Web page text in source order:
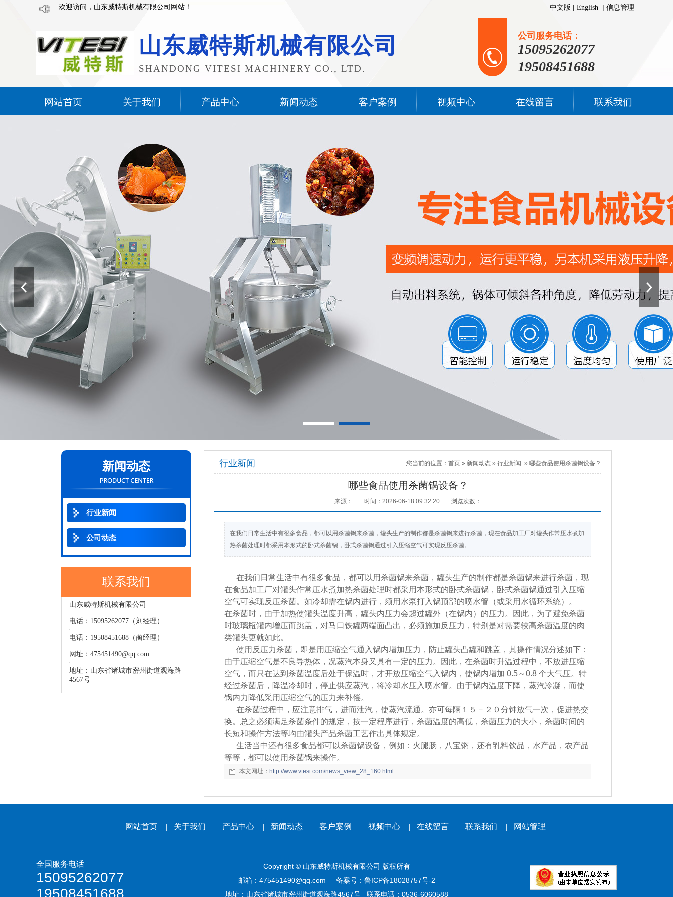
欢迎访问，山东威特斯机械有限公司网站！ 中文版 | English | 信息管理
山东威特斯机械有限公司
SHANDONG VITESI MACHINERY CO., LTD.
公司服务电话：
15095262077
19508451688
网站首页 关于我们 产品中心 新闻动态 客户案例 视频中心 在线留言 联系我们
新闻动态
行业新闻
公司动态
联系我们
山东威特斯机械有限公司
电话：15095262077（刘经理）
电话：19508451688（蔺经理）
网址：475451490@qq.com
地址：山东省诸城市密州街道观海路
4567号
行业新闻 您当前的位置： 首页» 新闻动态» 行业新闻 » 哪些食品使用杀菌锅设备？
哪些食品使用杀菌锅设备？
来源： 时间：2026-06-18 09:32:20 浏览次数：
在我们日常生活中有很多食品，都可以用杀菌锅来杀菌，罐头生产的制作都是杀菌锅来进行杀菌，现在食品加工厂对罐头作常压水煮加
热杀菌处理时都采用本形式的卧式杀菌锅，卧式杀菌锅通过引入压缩空气可实现反压杀菌。
在我们日常生活中有很多食品，都可以用杀菌锅来杀菌，罐头生产的制作都是杀菌锅来进行杀菌，现
在食品加工厂对罐头作常压水煮加热杀菌处理时都采用本形式的卧式杀菌锅，卧式杀菌锅通过引入压缩
空气可实现反压杀菌。如冷却需在锅内进行，须用水泵打入锅顶部的喷水管（或采用水循环系统）。
在杀菌时，由于加热使罐头温度升高，罐头内压力会超过罐外（在锅内）的压力。因此，为了避免杀菌
时玻璃瓶罐内增压而跳盖，对马口铁罐两端面凸出，必须施加反压力，特别是对需要较高杀菌温度的肉
类罐头更就如此。
使用反压力杀菌，即是用压缩空气通入锅内增加压力，防止罐头凸罐和跳盖，其操作情况分述如下：
由于压缩空气是不良导热体，况蒸汽本身又具有一定的压力。因此，在杀菌时升温过程中，不放进压缩
空气，而只在达到杀菌温度后处于保温时，才开放压缩空气入锅内，使锅内增加 0.5～0.8 个大气压。特
经过杀菌后，降温冷却时，停止供应蒸汽，将冷却水压入喷水管。由于锅内温度下降，蒸汽冷凝，而使
锅内力降低采用压缩空气的压力来补偿。
在杀菌过程中，应注意排气，进而泄汽，使蒸汽流通。亦可每隔１５－２０分钟放气一次，促进热交
换。总之必须满足杀菌条件的规定，按一定程序进行，杀菌温度的高低，杀菌压力的大小，杀菌时间的
长短和操作方法等均由罐头产品杀菌工艺作出具体规定。
生活当中还有很多食品都可以杀菌锅设备，例如：火腿肠，八宝粥，还有乳料饮品，水产品，农产品
等等，都可以使用杀菌锅来操作。
本文网址： http://www.vtesi.com/news_view_28_160.html
网站首页 | 关于我们 | 产品中心 | 新闻动态 | 客户案例 | 视频中心 | 在线留言 | 联系我们 | 网站管理
全国服务电话
15095262077
19508451688
Copyright © 山东威特斯机械有限公司 版权所有
邮箱：475451490@qq.com 备案号： 鲁ICP备18028757号-2
地址：山东省诸城市密州街道观海路4567号 联系电话：0536-6060588